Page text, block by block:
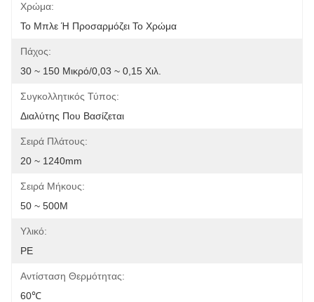
Χρώμα:
Το Μπλε Ή Προσαρμόζει Το Χρώμα
Πάχος:
30 ~ 150 Μικρό/0,03 ~ 0,15 Χιλ.
Συγκολλητικός Τύπος:
Διαλύτης Που Βασίζεται
Σειρά Πλάτους:
20 ~ 1240mm
Σειρά Μήκους:
50 ~ 500M
Υλικό:
PE
Αντίσταση Θερμότητας:
60℃